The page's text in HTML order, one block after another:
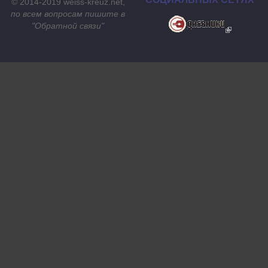
© 2014-2019 weiss-kreuz.net,
по всем вопросам пишите в
"Обратной связи"